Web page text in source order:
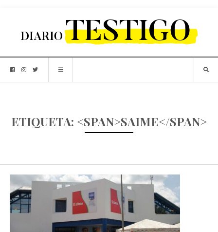
ETIQUETA: <SPAN>SAIME</SPAN>